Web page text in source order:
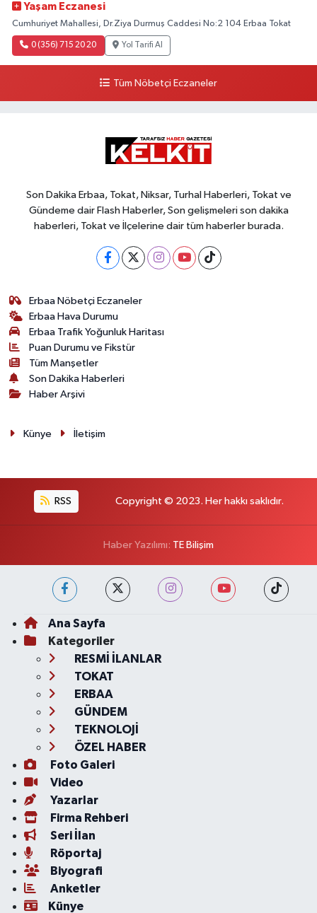
Yaşam Eczanesi
Cumhuriyet Mahallesi, Dr.Ziya Durmuş Caddesi No:2 104 Erbaa Tokat
0 (356) 715 20 20 Yol Tarifi Al
Tüm Nöbetçi Eczaneler
Son Dakika Erbaa, Tokat, Niksar, Turhal Haberleri, Tokat ve
Gündeme dair Flash Haberler, Son gelişmeleri son dakika
haberleri, Tokat ve İlçelerine dair tüm haberler burada.
Erbaa Nöbetçi Eczaneler
Erbaa Hava Durumu
Erbaa Trafik Yoğunluk Haritası
Puan Durumu ve Fikstür
Tüm Manşetler
Son Dakika Haberleri
Haber Arşivi
Künye İletişim
RSS Copyright © 2023. Her hakkı saklıdır.
Haber Yazılımı: TE Bilişim
Ana Sayfa
Kategoriler
RESMİ İLANLAR
TOKAT
ERBAA
GÜNDEM
TEKNOLOJİ
ÖZEL HABER
Foto Galeri
Video
Yazarlar
Firma Rehberi
Seri İlan
Röportaj
Biyografi
Anketler
Künye